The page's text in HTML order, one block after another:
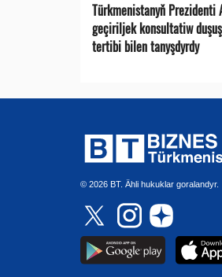
Türkmenistanyň Prezidenti
geçiriljek konsultatiw
tertibi bilen tanyşdyrdy
© 2026 BT. Ähli hukuklar goralandyr.